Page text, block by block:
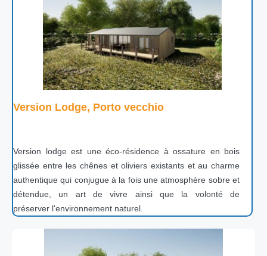
Version Lodge, Porto vecchio
Version lodge est une éco-résidence à ossature en bois
glissée entre les chênes et oliviers existants et au charme
authentique qui conjugue à la fois une atmosphère sobre et
détendue, un art de vivre ainsi que la volonté de
préserver l'environnement naturel.